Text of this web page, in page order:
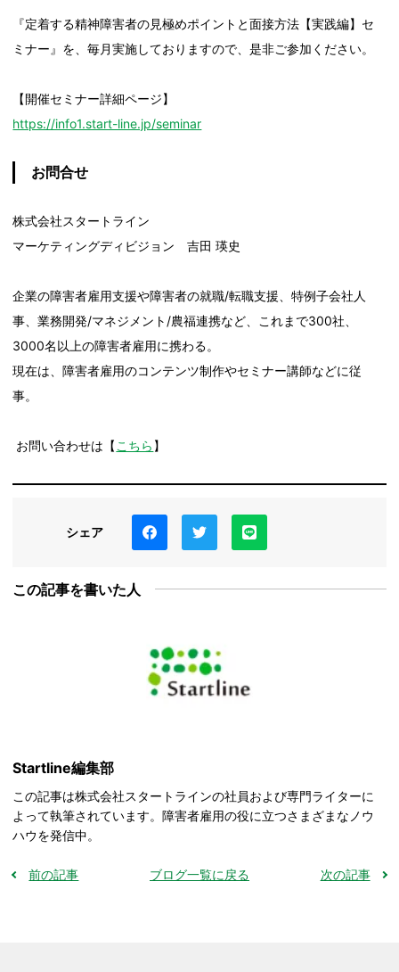
『定着する精神障害者の見極めポイントと面接方法【実践編】セ
ミナー』を、毎月実施しておりますので、是非ご参加ください。
【開催セミナー詳細ページ】
https://info1.start-line.jp/seminar
お問合せ
株式会社スタートライン
マーケティングディビジョン 吉田 瑛史
企業の障害者雇用支援や障害者の就職/転職支援、特例子会社人
事、業務開発/マネジメント/農福連携など、これまで300社、
3000名以上の障害者雇用に携わる。
現在は、障害者雇用のコンテンツ制作やセミナー講師などに従
事。
お問い合わせは【 こちら 】
シェア
この記事を書いた人
Startline編集部
この記事は株式会社スタートラインの社員および専門ライターに
よって執筆されています。障害者雇用の役に立つさまざまなノウ
ハウを発信中。
前の記事 ブログ一覧に戻る 次の記事